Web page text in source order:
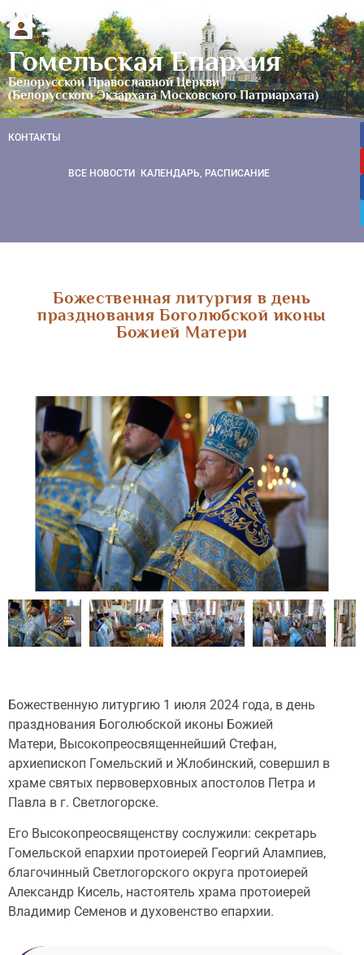
Гомельская Епархия
Белорусской Православной Церкви
(Белорусского Экзархата Московского Патриархата)
КОНТАКТЫ
ВСЕ НОВОСТИ КАЛЕНДАРЬ, РАСПИСАНИЕ
Божественная литургия в день
празднования Боголюбской иконы
Божией Матери
Божественную литургию 1 июля 2024 года, в день
празднования Боголюбской иконы Божией
Матери, Высокопреосвященнейший Стефан,
архиепископ Гомельский и Жлобинский, совершил в
храме святых первоверховных апостолов Петра и
Павла в г. Светлогорске.
Его Высокопреосвященству сослужили: секретарь
Гомельской епархии протоиерей Георгий Алампиев,
благочинный Светлогорского округа протоиерей
Александр Кисель, настоятель храма протоиерей
Владимир Семенов и духовенство епархии.